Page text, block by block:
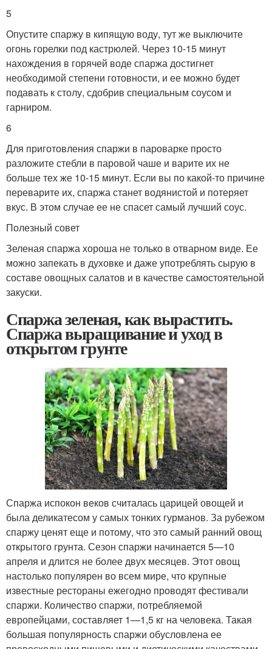
5
Опустите спаржу в кипящую воду, тут же выключите
огонь горелки под кастрюлей. Через 10-15 минут
нахождения в горячей воде спаржа достигнет
необходимой степени готовности, и ее можно будет
подавать к столу, сдобрив специальным соусом и
гарниром.
6
Для приготовления спаржи в пароварке просто
разложите стебли в паровой чаше и варите их не
больше тех же 10-15 минут. Если вы по какой-то причине
переварите их, спаржа станет водянистой и потеряет
вкус. В этом случае ее не спасет самый лучший соус.
Полезный совет
Зеленая спаржа хороша не только в отварном виде. Ее
можно запекать в духовке и даже употреблять сырую в
составе овощных салатов и в качестве самостоятельной
закуски.
Спаржа зеленая, как вырастить.
Спаржа выращивание и уход в
открытом грунте
Спаржа испокон веков считалась царицей овощей и
была деликатесом у самых тонких гурманов. За рубежом
спаржу ценят еще и потому, что это самый ранний овощ
открытого грунта. Сезон спаржи начинается 5—10
апреля и длится не более двух месяцев. Этот овощ
настолько популярен во всем мире, что крупные
известные рестораны ежегодно проводят фестивали
спаржи. Количество спаржи, потребляемой
европейцами, составляет 1—1,5 кг на человека. Такая
большая популярность спаржи обусловлена ее